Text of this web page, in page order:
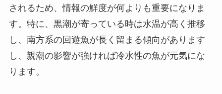
されるため、情報の鮮度が何よりも重要になりま
す。特に、黒潮が寄っている時は水温が高く推移
し、南方系の回遊魚が長く留まる傾向があります
し、親潮の影響が強ければ冷水性の魚が元気にな
ります。